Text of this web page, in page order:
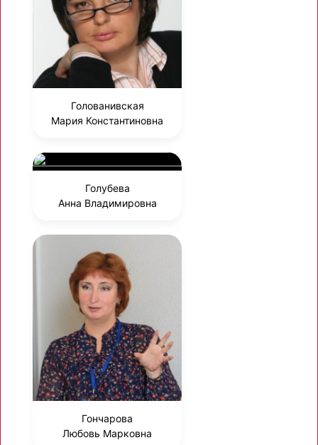
Голованивская
Мария Константиновна
Голубева
Анна Владимировна
Гончарова
Любовь Марковна